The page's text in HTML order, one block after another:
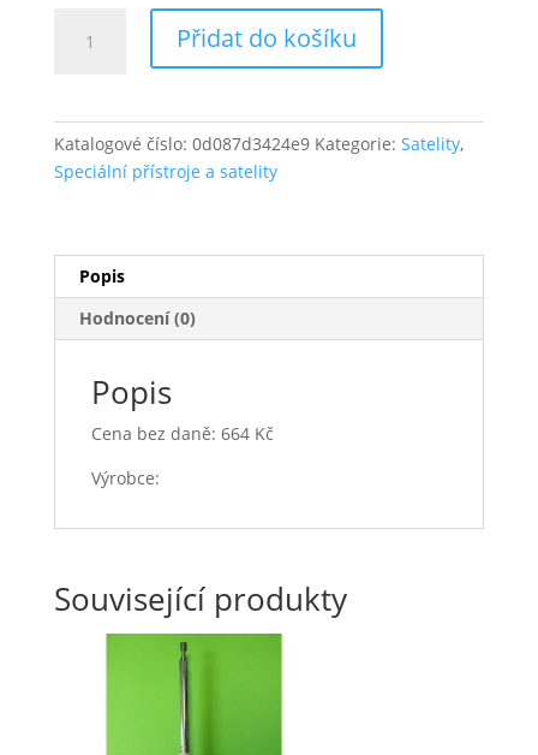
SHARP
Přidat do košíku
Katalogové číslo: 0d087d3424e9 Kategorie: Satelity,
Speciální přístroje a satelity
Popis
Hodnocení (0)
Popis
Cena bez daně: 664 Kč
Výrobce:
Související produkty